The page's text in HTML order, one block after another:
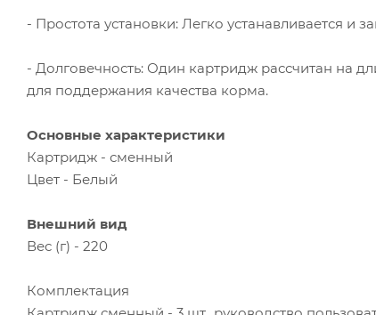
- Простота установки: Легко устанавливается и
- Долговечность: Один картридж рассчитан на
для поддержания качества корма.
Основные характеристики
Картридж - сменный
Цвет - Белый
Внешний вид
Вес (г) - 220
Комплектация